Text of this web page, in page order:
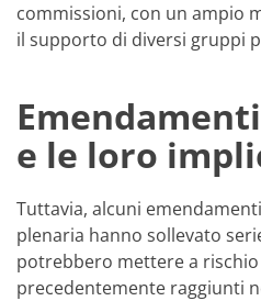
commissioni, con un ampio
il supporto di diversi gruppi
e le loro
Tuttavia, alcuni
plenaria hanno sollevato
potrebbero mettere a
precedentemente raggiunti